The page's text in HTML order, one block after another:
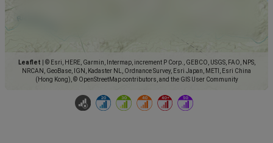
Leaflet
© Esri, HERE, Garmin, Intermap, increment P Corp., GEBCO, USGS, FAO, NPS,
NRCAN, GeoBase, IGN, Kadaster NL, Ordnance Survey, Esri Japan, METI, Esri China
(Hong Kong), © OpenStreetMap contributors, and the GIS User Community